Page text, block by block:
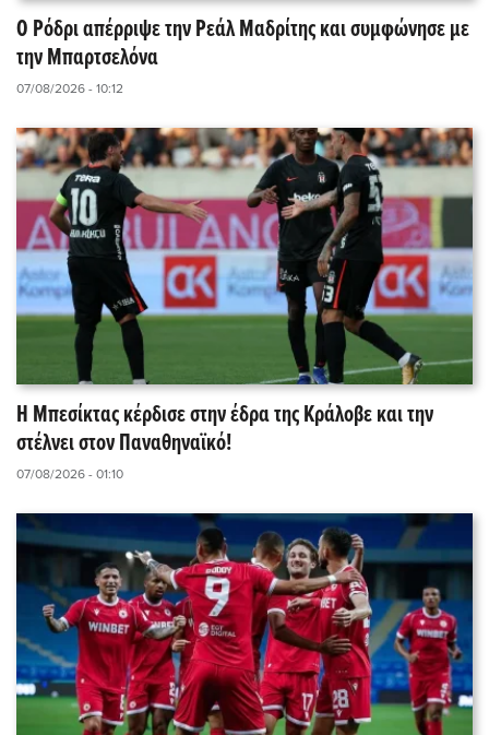
Ο Ρόδρι απέρριψε την Ρεάλ Μαδρίτης και συμφώνησε με
την Μπαρτσελόνα
07/08/2026 - 10:12
Η Μπεσίκτας κέρδισε στην έδρα της Κράλοβε και την
στέλνει στον Παναθηναϊκό!
07/08/2026 - 01:10